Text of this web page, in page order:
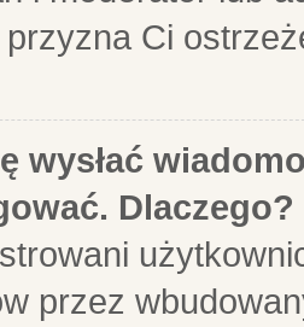
Ci
wysłać
Dlaczego?
przez